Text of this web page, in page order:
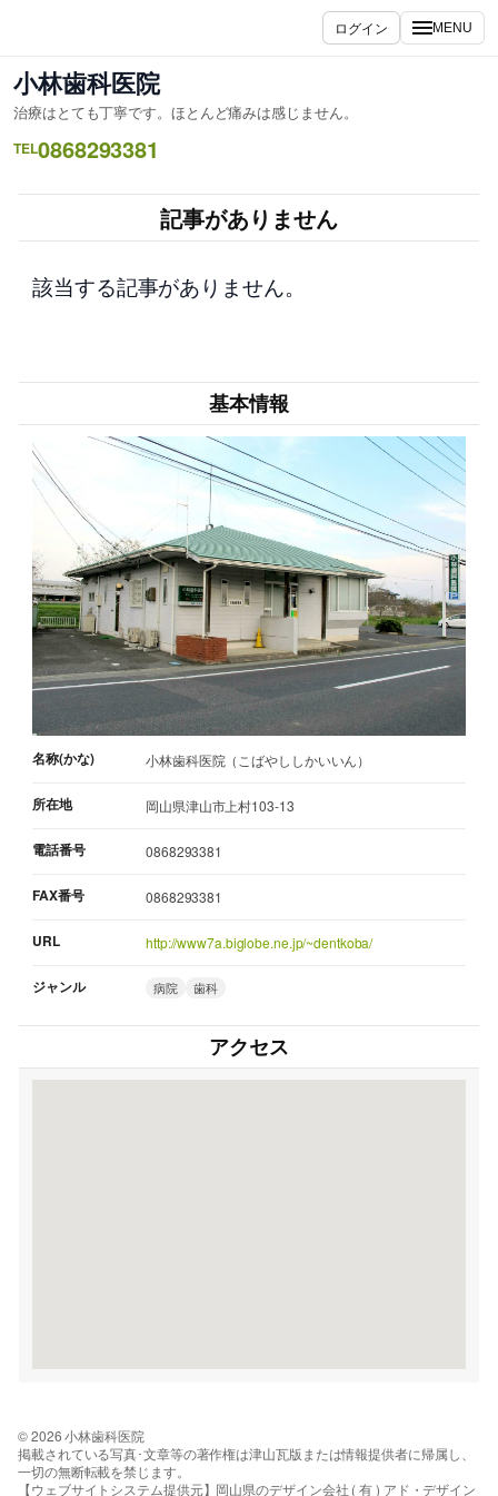
ス
キ
ッ
ログイン MENU
小林歯科医院
治療はとても丁寧です。ほとんど痛みは感じません。
TEL0868293381
記事がありません
該当する記事がありません。
基本情報
名称(かな) 小林歯科医院（こばやししかいいん）
所在地 岡山県津山市上村103-13
電話番号 0868293381
FAX番号 0868293381
URL http://www7a.biglobe.ne.jp/~dentkoba/
ジャンル 病院 歯科
アクセス
© 2026 小林歯科医院
掲載されている写真･文章等の著作権は津山瓦版または情報提供者に帰属し、
一切の無断転載を禁じます。
【ウェブサイトシステム提供元】岡山県のデザイン会社 ( 有 ) アド・デザイン